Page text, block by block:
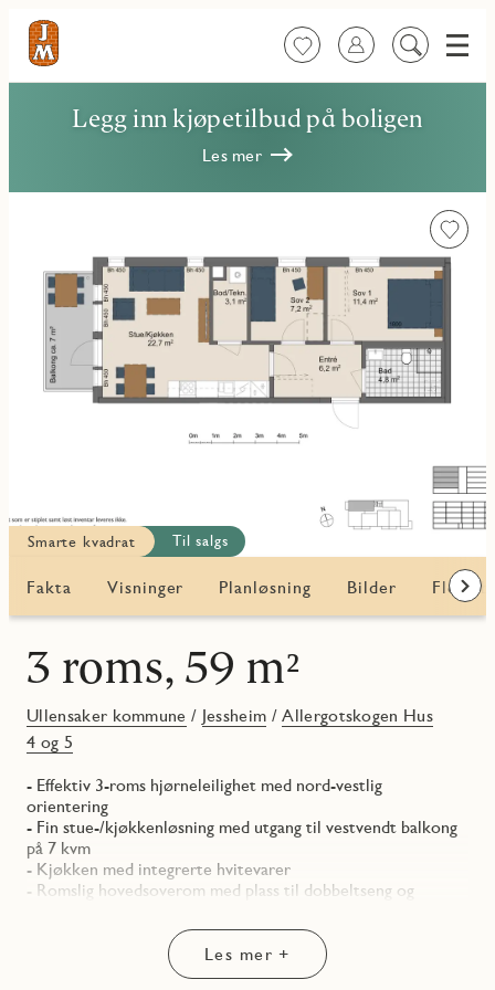
FavoritterLogg inn
Søk
Meny
Legg inn kjøpetilbud på boligen
Les mer
Smarte kvadrat Til salgs
Fakta Visninger Planløsning Bilder Flere
3 roms, 59 m²
Ullensaker kommune / Jessheim /Allergotskogen Hus
4 og 5
- Effektiv 3-roms hjørneleilighet med nord-vestlig
orientering
- Fin stue-/kjøkkenløsning med utgang til vestvendt balkong
på 7 kvm
- Kjøkken med integrerte hvitevarer
- Romslig hovedsoverom med plass til dobbeltseng og
- Soverom 2 / barnerom / gjesterom
- Delikat, flislagt baderom med opplegg for vaskemaskin og
downlights i himling
Les mer +